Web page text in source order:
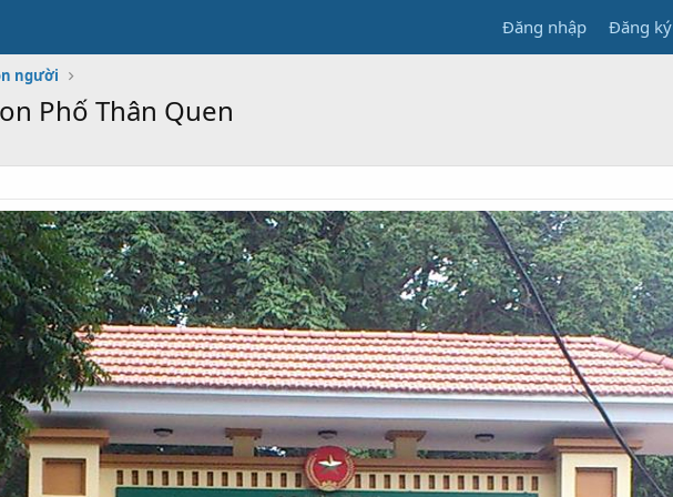
Đăng nhập Đăng ký
người
Phố Thân Quen